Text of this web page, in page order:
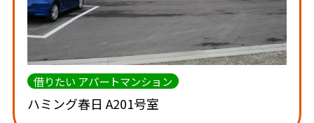
借りたい アパートマンション
ハミング春日 A201号室